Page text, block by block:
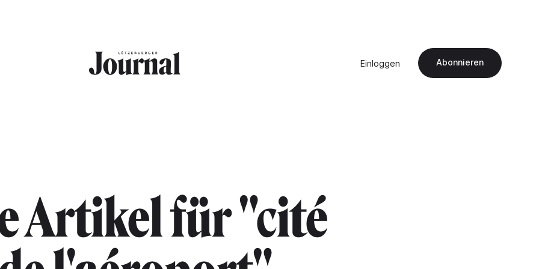
Einloggen Abonnieren
Artikel für "cité